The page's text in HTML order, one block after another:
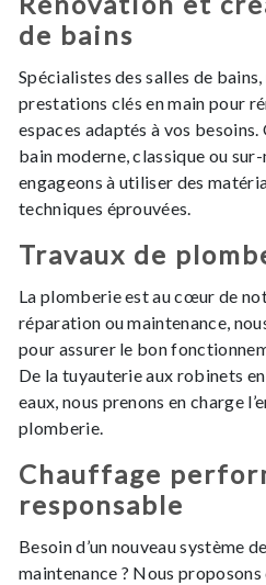
de bains
Spécialistes des salles de
prestations clés en main pour
espaces adaptés à vos besoins.
bain moderne, classique ou sur-
engageons à utiliser des
techniques éprouvées.
Travaux de
La plomberie est au cœur de
réparation ou maintenance,
pour assurer le bon
De la tuyauterie aux robinets
eaux, nous prenons en charge
plomberie.
Chauffage
responsable
Besoin d’un nouveau système
maintenance ? Nous